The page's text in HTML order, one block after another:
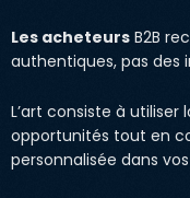
Les acheteurs B2B
authentiques, pas des
L’art consiste à
opportunités tout en
personnalisée dans